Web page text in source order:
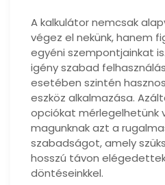
A kalkulátor nemcsak
végez el nekünk, hanem
egyéni szempontjainkat
igény szabad
esetében szintén
eszköz alkalmazása.
opciókat mérlegelhetünk
magunknak azt a
szabadságot, amely
hosszú távon
döntéseinkkel.